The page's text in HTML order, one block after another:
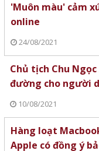
'Muôn màu' cảm
online
24/08/2021
Chủ tịch Chu
đường cho người
10/08/2021
Hàng loạt
Apple có đồng ý